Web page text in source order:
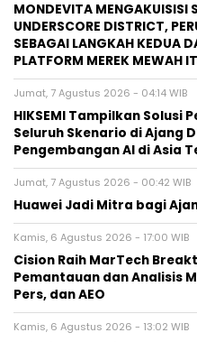
MONDEVITA MENGAKUISISI
UNDERSCORE DISTRICT,
SEBAGAI LANGKAH KEDUA
PLATFORM MEREK MEWAH
Jumat, 7 Agustus 2026 - 04:14 WIB
HIKSEMI Tampilkan Solusi
Seluruh Skenario di Ajang
Pengembangan AI di Asia
Jumat, 7 Agustus 2026 - 00:42 WIB
Huawei Jadi Mitra bagi
Kamis, 6 Agustus 2026 - 17:00 WIB
Cision Raih MarTech
Pemantauan dan Analisis
Pers, dan AEO
Kamis, 6 Agustus 2026 - 13:02 WIB